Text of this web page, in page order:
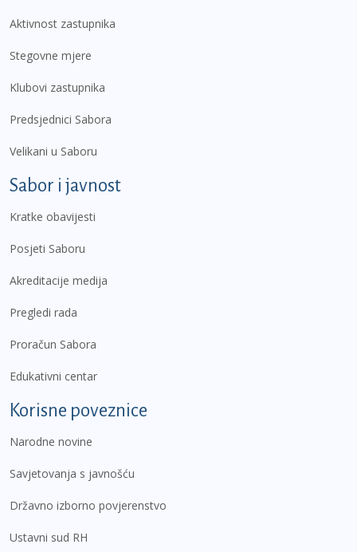
Aktivnost zastupnika
Stegovne mjere
Klubovi zastupnika
Predsjednici Sabora
Velikani u Saboru
Sabor i javnost
Kratke obavijesti
Posjeti Saboru
Akreditacije medija
Pregledi rada
Proračun Sabora
Edukativni centar
Korisne poveznice
Narodne novine
Savjetovanja s javnošću
Državno izborno povjerenstvo
Ustavni sud RH